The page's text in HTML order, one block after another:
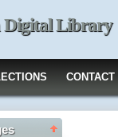
Library
CONTACT